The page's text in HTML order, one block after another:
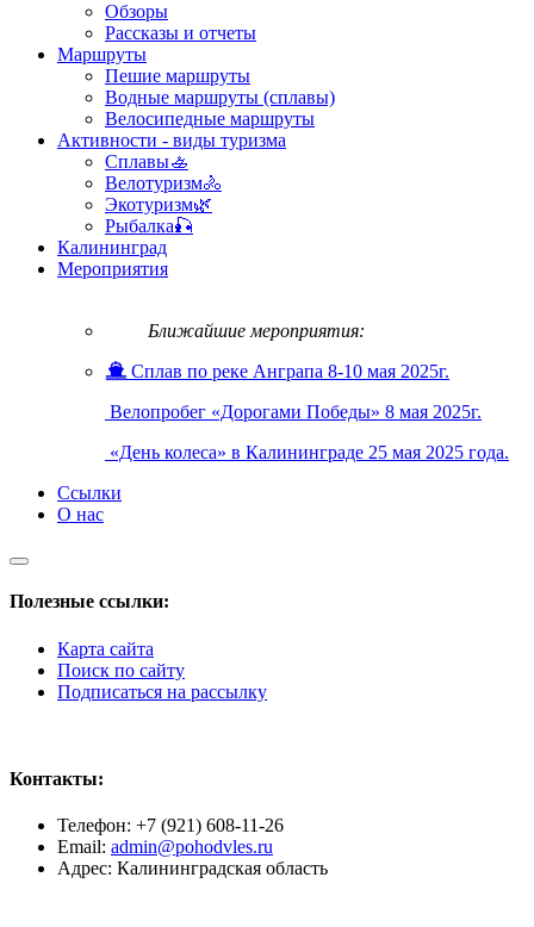
Обзоры
Рассказы и отчеты
Маршруты
Пешие маршруты
Водные маршруты (сплавы)
Велосипедные маршруты
Активности - виды туризма
Сплавы🚣
Велотуризм🚴
Экотуризм🌿
Рыбалка🎣
Калининград
Мероприятия
Ближайшие мероприятия:
Сплав по реке Анграпа 8-10 мая 2025г.
Велопробег «Дорогами Победы» 8 мая 2025г.
«День колеса» в Калининграде 25 мая 2025 года.
Ссылки
О нас
Полезные ссылки:
Карта сайта
Поиск по сайту
Подписаться на рассылку
Контакты:
Телефон: +7 (921) 608-11-26
Email: admin@pohodvles.ru
Адрес: Калининградская область